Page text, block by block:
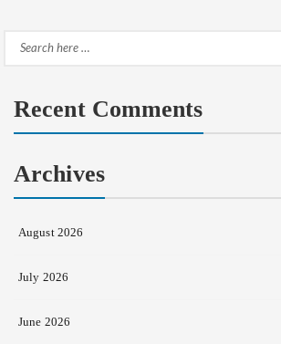
Search
Recent Comments
Archives
August 2026
July 2026
June 2026